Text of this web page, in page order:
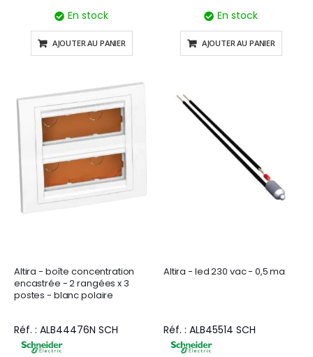
En stock
AJOUTER AU PANIER
En stock
AJOUTER AU PANIER
Altira - boîte concentration
encastrée - 2 rangées x 3
postes - blanc polaire
Réf. : ALB44476N SCH
Altira - led 230 vac - 0,5 ma
Réf. : ALB45514 SCH